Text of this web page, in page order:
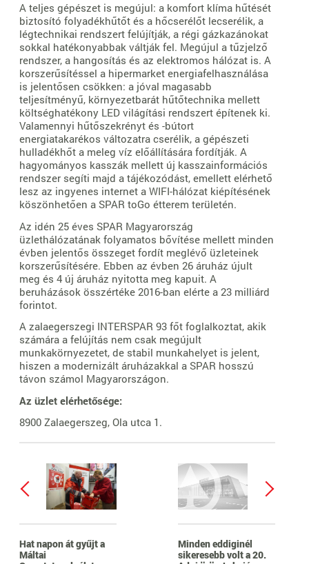
A teljes gépészet is megújul: a komfort klíma hűtését
biztosító folyadékhűtőt és a hőcserélőt lecserélik, a
légtechnikai rendszert felújítják, a régi gázkazánokat
sokkal hatékonyabbak váltják fel. Megújul a tűzjelző
rendszer, a hangosítás és az elektromos hálózat is. A
korszerűsítéssel a hipermarket energiafelhasználása
is jelentősen csökken: a jóval magasabb
teljesítményű, környezetbarát hűtőtechnika mellett
költséghatékony LED világítási rendszert építenek ki.
Valamennyi hűtőszekrényt és -bútort
energiatakarékos változatra cserélik, a gépészeti
hulladékhőt a meleg víz előállítására fordítják. A
hagyományos kasszák mellett új kasszainformációs
rendszer segíti majd a tájékozódást, emellett elérhető
lesz az ingyenes internet a WIFI-hálózat kiépítésének
köszönhetően a SPAR toGo étterem területén.
Az idén 25 éves SPAR Magyarország
üzlethálózatának folyamatos bővítése mellett minden
évben jelentős összeget fordít meglévő üzleteinek
korszerűsítésére. Ebben az évben 26 áruház újult
meg és 4 új áruház nyitotta meg kapuit. A
beruházások összértéke 2016-ban elérte a 23 milliárd
forintot.
A zalaegerszegi INTERSPAR 93 főt foglalkoztat, akik
számára a felújítás nem csak megújult
munkakörnyezetet, de stabil munkahelyet is jelent,
hiszen a modernizált áruházakkal a SPAR hosszú
távon számol Magyarországon.
Az üzlet elérhetősége:
8900 Zalaegerszeg, Ola utca 1.
Hat napon át gyűjt a
Máltai
Minden eddiginél
sikeresebb volt a 20.